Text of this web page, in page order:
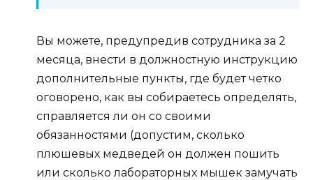
Вы можете, предупредив сотрудника за 2
месяца, внести в должностную инструкцию
дополнительные пункты, где будет четко
оговорено, как вы собираетесь определять,
справляется ли он со своими
обязанностями (допустим, сколько
плюшевых медведей он должен пошить
или сколько лабораторных мышек замучать